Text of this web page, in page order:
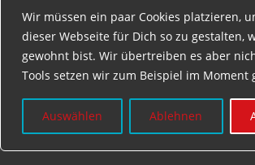
Wir müssen ein paar Cookies platzieren,
dieser Webseite für Dich so zu gestalten,
gewohnt bist. Wir übertreiben es aber
Tools setzen wir zum Beispiel im Moment
Auswählen Ablehnen